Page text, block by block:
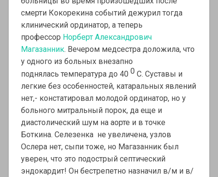
смерти Кокорекина событий дежурил тогда
клинический ординатор, а теперь
профессор Норберт Александрович
Магазанник. Вечером медсестра доложила, что
у одного из больных внезапно
поднялась температура до 40 0 С. Суставы и
легкие без особенностей, катаральных явлений
нет,- констатировал молодой ординатор, но у
больного митральный порок, да еще и
диастолический шум на аорте и в точке
Боткина. Селезенка не увеличена, узлов
Ослера нет, сыпи тоже, но Магазанник был
уверен, что это подострый септический
эндокардит! Он бестрепетно назначил в/м и в/